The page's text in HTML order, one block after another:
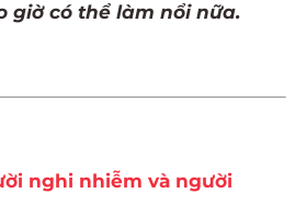
giờ có thể làm nổi nữa.
nghi nhiễm và người